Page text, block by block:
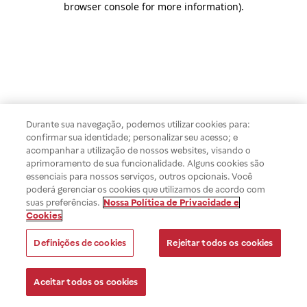
browser console for more information).
Durante sua navegação, podemos utilizar cookies para:
confirmar sua identidade; personalizar seu acesso; e
acompanhar a utilização de nossos websites, visando o
aprimoramento de sua funcionalidade. Alguns cookies são
essenciais para nossos serviços, outros opcionais. Você
poderá gerenciar os cookies que utilizamos de acordo com
suas preferências. Nossa Política de Privacidade e
Cookies
Definições de cookies Rejeitar todos os cookies
Aceitar todos os cookies